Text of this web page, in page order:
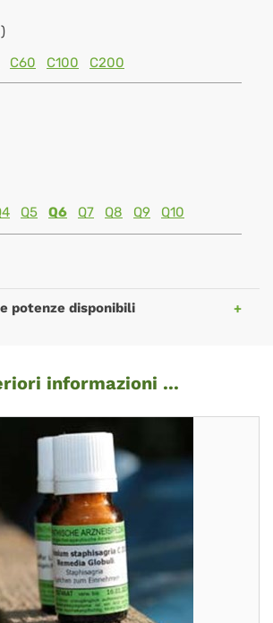
C60 C100 C200
Q5 Q6 Q7 Q8 Q9 Q10
potenze disponibili
informazioni ...